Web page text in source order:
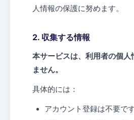
人情報の保護に努めます。
2. 収集する情報
本サービスは、利用者の個人
ません。
具体的には：
アカウント登録は不要で